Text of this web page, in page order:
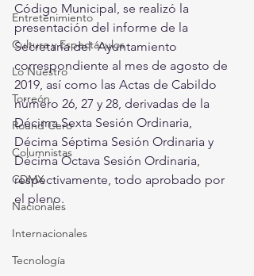
Entretenimiento
Cultura y Espectáculos
Lo Nuestro
Torreón
Round Cero
Columnistas
CDMX
Nacionales
Internacionales
Tecnología
Código Municipal, se realizó la
presentación del informe de la
Secretaría del  Ayuntamiento
correspondiente al mes de agosto de
2019, así como las Actas de Cabildo
número 26, 27 y 28, derivadas de la
Décima Sexta Sesión Ordinaria,
Décima Séptima Sesión Ordinaria y
Décima Octava Sesión Ordinaria,
respectivamente, todo aprobado por
el pleno.